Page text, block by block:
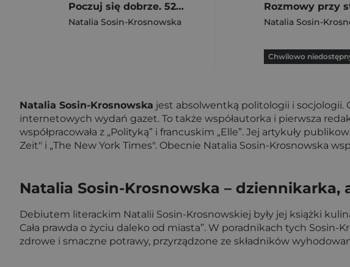
Poczuj się dobrze. 52 sposoby na poprawę jakości życia
Natalia Sosin-Krosnowska
Rozmowy przy
Natalia Sosin-
Chwilowo
Natalia Sosin-Krosnowska jest absolwentką politologii i socjologii.
internetowych wydań gazet. To także współautorka i pierwsza
współpracowała z „Polityką” i francuskim „Elle”. Jej artykuły
Zeit" i „The New York Times". Obecnie Natalia Sosin-Krosnowska
Natalia Sosin-Krosnowska –
Debiutem literackim Natalii Sosin-Krosnowskiej były jej książki
Cała prawda o życiu daleko od miasta”. W poradnikach tych
zdrowe i smaczne potrawy, przyrządzone ze składników